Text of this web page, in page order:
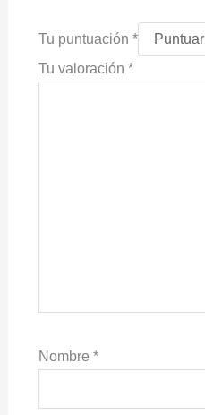
Tu puntuación *
Tu valoración *
Nombre *